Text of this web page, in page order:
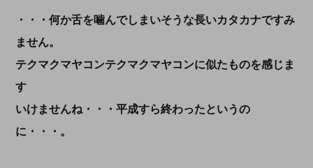
・・・何か舌を噛んでしまいそうな長いカタカナですみ
ません。
テクマクマヤコンテクマクマヤコンに似たものを感じま
す
いけませんね・・・平成すら終わったというの
に・・・。